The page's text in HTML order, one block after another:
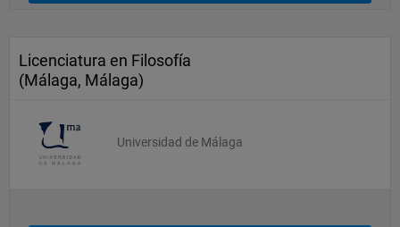
Licenciatura en Filosofía
(Málaga, Málaga)
Universidad de Málaga